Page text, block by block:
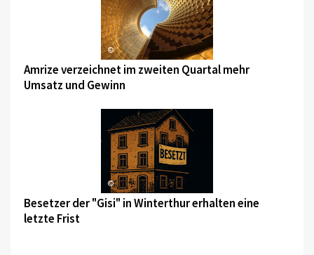
©
Amrize verzeichnet im zweiten Quartal mehr
Umsatz und Gewinn
©
Besetzer der "Gisi" in Winterthur erhalten eine
letzte Frist